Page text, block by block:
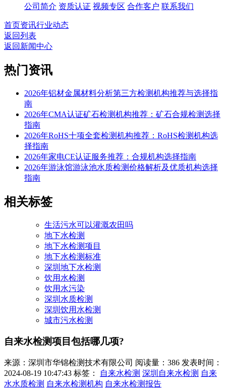
公司简介 资质认证 视频专区 合作客户 联系我们
首页资讯行业动态
返回列表
返回新闻中心
热门资讯
2026年铝材金属材料分析第三方检测机构推荐与选择指
南
2026年CMA认证矿石检测机构推荐：矿石合规检测选择
指南
2026年RoHS十项全套检测机构推荐：RoHS检测机构选
择指南
2026年家电CE认证服务推荐：合规机构选择指南
2026年游泳馆游泳池水质检测价格解析及优质机构选择
指南
相关标签
生活污水可以灌溉农田吗
地下水检测
地下水检测项目
地下水检测标准
深圳地下水检测
饮用水检测
饮用水污染
深圳水质检测
深圳饮用水检测
城市污水检测
自来水检测项目包括哪几项?
来源：深圳市华锦检测技术有限公司 阅读量：386 发表时间：
2024-08-19 10:47:43 标签： 自来水检测 深圳自来水检测 自来
水水质检测 自来水检测机构 自来水检测报告